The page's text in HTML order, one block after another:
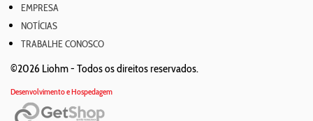
EMPRESA
NOTÍCIAS
TRABALHE CONOSCO
©2026 Liohm - Todos os direitos reservados.
Desenvolvimento e Hospedagem